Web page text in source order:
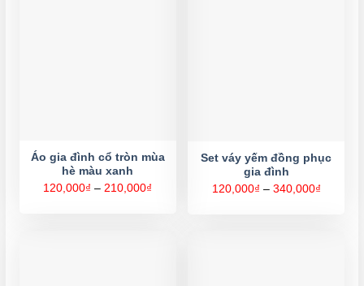
Áo gia đình cổ tròn mùa
hè màu xanh
120,000₫ – 210,000₫
Set váy yếm đồng phục
gia đình
120,000₫ – 340,000₫Khoảng